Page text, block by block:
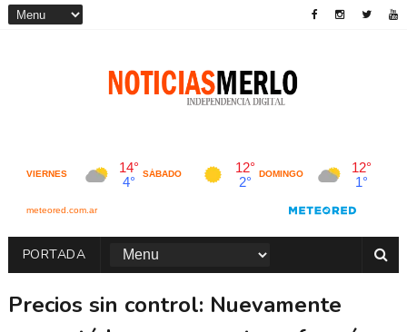
PORTADA
Precios sin control: Nuevamente